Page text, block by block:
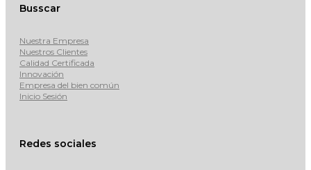
Busscar
Nuestra Empresa
Nuestros Clientes
Calidad Certificada
Innovación
Empresa del bien común
Inicio Sesión
Redes sociales